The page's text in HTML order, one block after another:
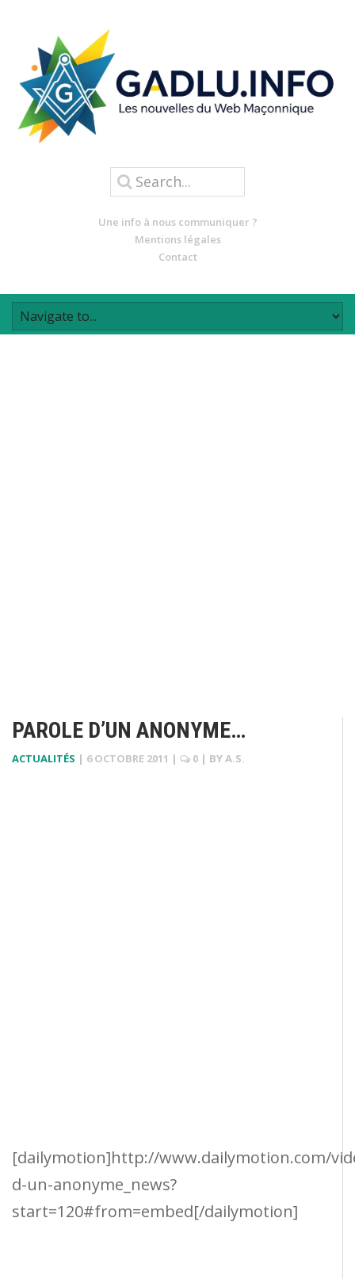
Une info à nous communiquer ?
Mentions légales
Contact
PAROLE D’UN ANONYME…
ACTUALITÉS | 6 OCTOBRE 2011 | 0 | BYA.S.
[dailymotion]http://www.dailymotion.com/
d-un-anonyme_news?
start=120#from=embed[/dailymotion]